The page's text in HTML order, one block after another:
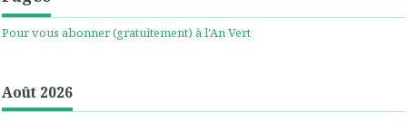
Pour vous abonner (gratuitement) à l'An Vert
Août 2026